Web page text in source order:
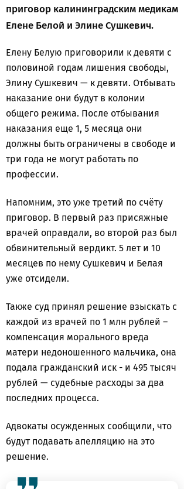
приговор калининградским медикам
Елене Белой и Элине Сушкевич.
Елену Белую приговорили к девяти с
половиной годам лишения свободы,
Элину Сушкевич — к девяти. Отбывать
наказание они будут в колонии
общего режима. После отбывания
наказания еще 1, 5 месяца они
должны быть ограничены в свободе и
три года не могут работать по
профессии.
Напомним, это уже третий по счёту
приговор. В первый раз присяжные
врачей оправдали, во второй раз был
обвинительный вердикт. 5 лет и 10
месяцев по нему Сушкевич и Белая
уже отсидели.
Также суд принял решение взыскать с
каждой из врачей по 1 млн рублей –
компенсация морального вреда
матери недоношенного мальчика, она
подала гражданский иск - и 495 тысяч
рублей — судебные расходы за два
последних процесса.
Адвокаты осужденных сообщили, что
будут подавать апелляцию на это
решение.